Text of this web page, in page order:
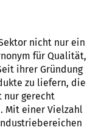
nicht nur ein
für Qualität,
ihrer Gründung
zu liefern, die
nur gerecht
Mit einer Vielzahl